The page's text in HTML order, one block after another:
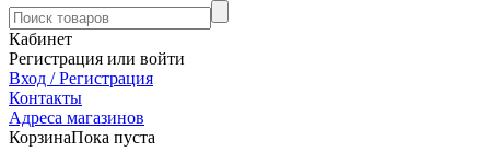
Кабинет
Регистрация или войти
Вход / Регистрация
Контакты
Адреса магазинов
КорзинаПока пуста